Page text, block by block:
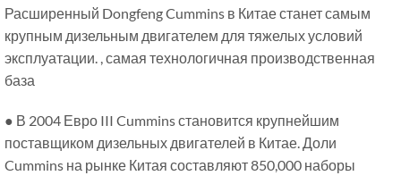
Расширенный Dongfeng Cummins в Китае станет самым
крупным дизельным двигателем для тяжелых условий
эксплуатации. , самая технологичная производственная
база
● В 2004 Евро III Cummins становится крупнейшим
поставщиком дизельных двигателей в Китае. Доли
Cummins на рынке Китая составляют 850,000 наборы